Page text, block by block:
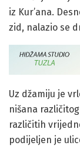
iz Kur’ana.
zid, nalazio se
Uz džamiju je
nišana
različitih
podijeljen je